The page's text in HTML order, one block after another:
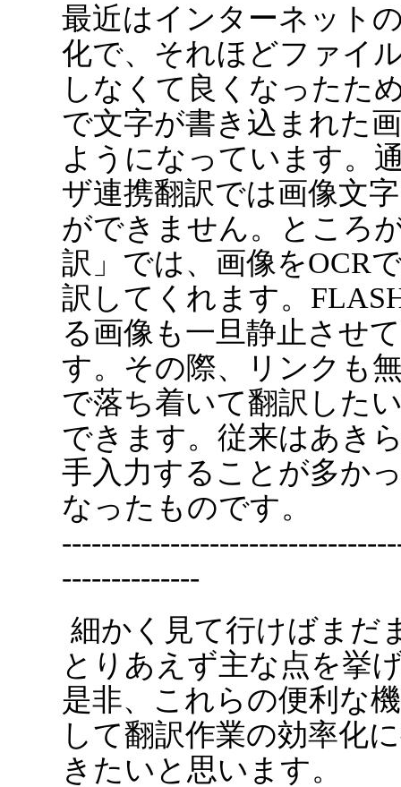
最近はインターネット
化で、それほどファイ
しなくて良くなったた
で文字が書き込まれた
ようになっています。
ザ連携翻訳では画像文
ができません。ところ
訳」では、画像をOCR
訳してくれます。
る画像も一旦静止させ
す。その際、リンクも
で落ち着いて翻訳した
できます。従来はあき
手入力することが多か
なったものです。
--------------
細かく見て行けばまだ
とりあえず主な点を挙
是非、これらの便利な
して翻訳作業の効率化
きたいと思います。